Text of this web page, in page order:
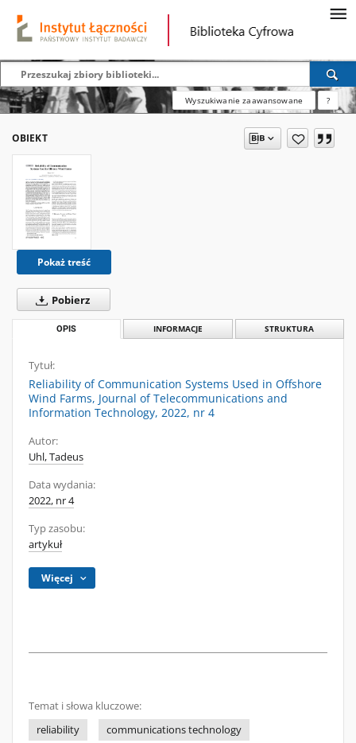
Wyszukiwanie zaawansowane ?
OBIEKT
Pokaż treść
Pobierz
OPIS INFORMACJE STRUKTURA
Tytuł:
Reliability of Communication Systems Used in Offshore
Wind Farms, Journal of Telecommunications and
Information Technology, 2022, nr 4
Autor:
Uhl, Tadeus
Data wydania:
2022, nr 4
Typ zasobu:
artykuł
Więcej
Temat i słowa kluczowe:
reliability
communications technology